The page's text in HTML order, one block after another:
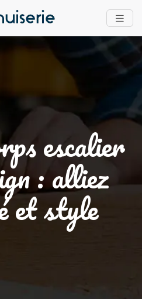
escalier
: alliez
et style